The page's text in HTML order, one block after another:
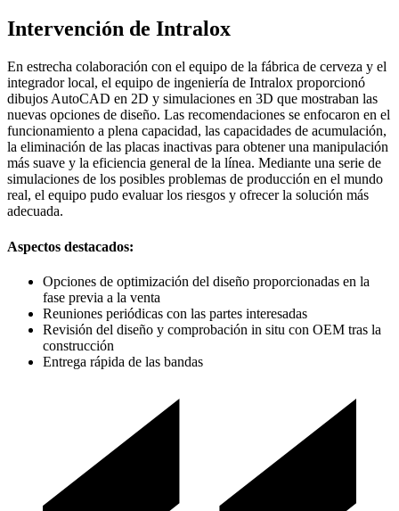
Intervención de Intralox
En estrecha colaboración con el equipo de la fábrica de cerveza y el
integrador local, el equipo de ingeniería de Intralox proporcionó
dibujos AutoCAD en 2D y simulaciones en 3D que mostraban las
nuevas opciones de diseño. Las recomendaciones se enfocaron en el
funcionamiento a plena capacidad, las capacidades de acumulación,
la eliminación de las placas inactivas para obtener una manipulación
más suave y la eficiencia general de la línea. Mediante una serie de
simulaciones de los posibles problemas de producción en el mundo
real, el equipo pudo evaluar los riesgos y ofrecer la solución más
adecuada.
Aspectos destacados:
Opciones de optimización del diseño proporcionadas en la
fase previa a la venta
Reuniones periódicas con las partes interesadas
Revisión del diseño y comprobación in situ con OEM tras la
construcción
Entrega rápida de las bandas